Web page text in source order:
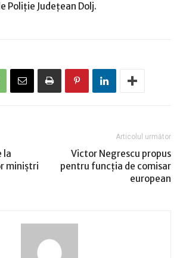
Poliţie Judeţean Dolj.
la
miniştri
Articolul următor
Victor Negrescu propus
pentru funcția de comisar
european